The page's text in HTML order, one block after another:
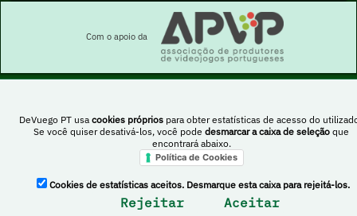
DeVuego PT usa cookies própriospara obter estatísticas de acesso do
Se você quiser desativá-los, você pode desmarcar a caixa de seleção que
encontrará abaixo.
Política de Cookies
Cookies de estatísticas aceitos. Desmarque esta caixa para rejeitá-los.
Rejeitar Aceitar
Com o apoio da
Esta obra está sob uma licença Creative Commons Atribuição-NãoComercial-
PartilhaIgual 4.0 Internacional
DeVuego Espanha
DeVuego LATAM
DeVuego Portugal